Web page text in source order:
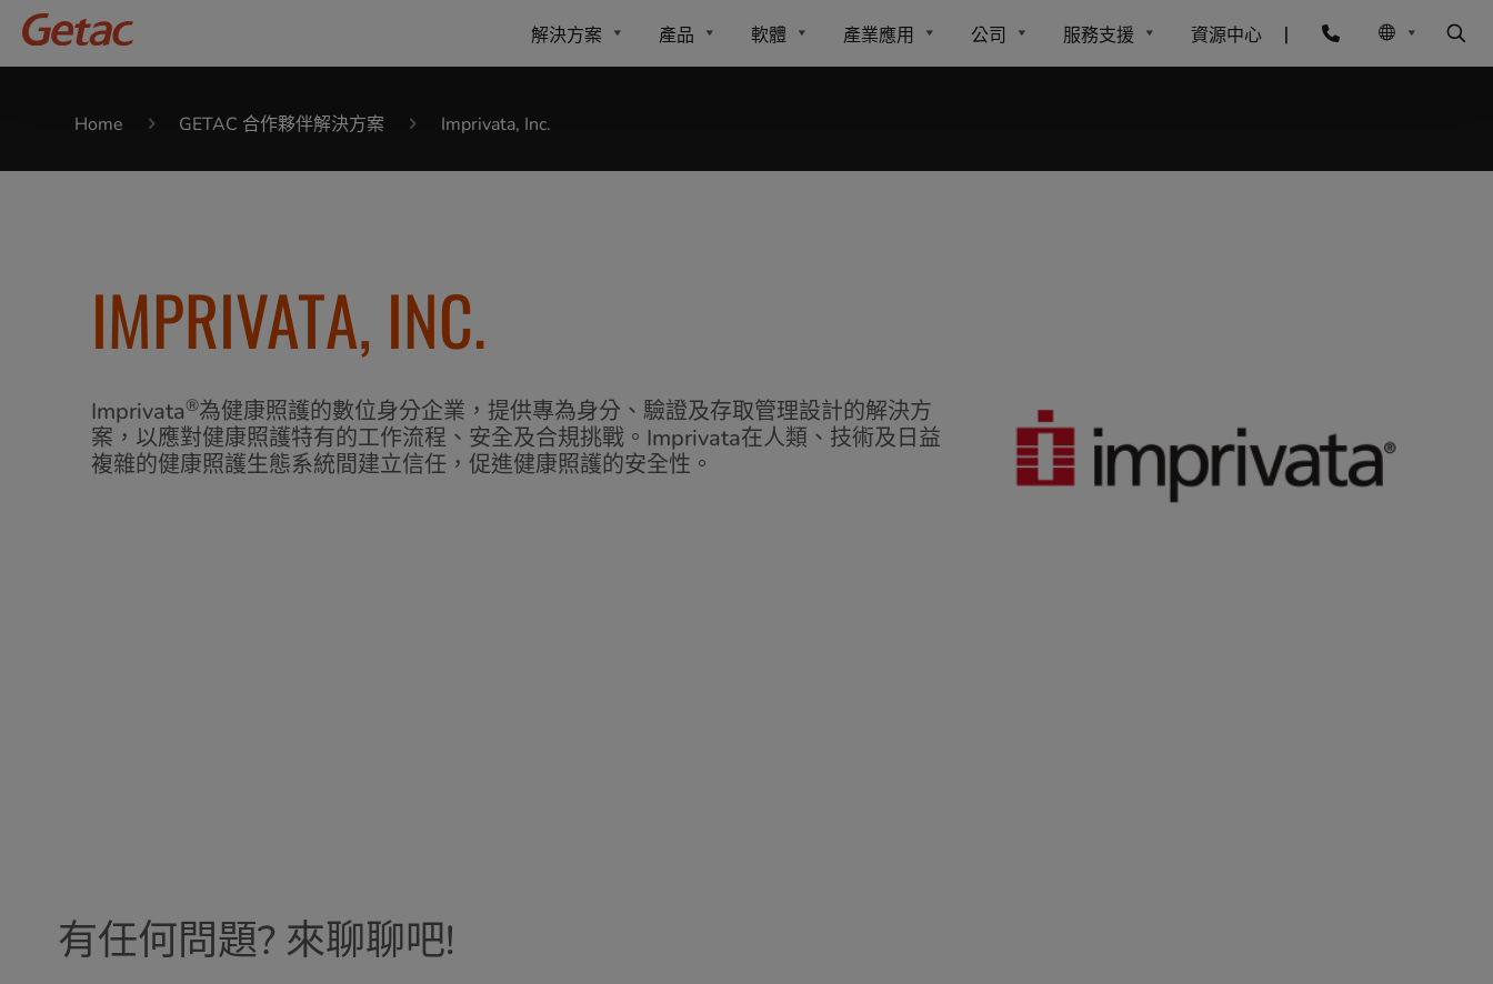
解決方案 產品 軟體 產業應用 公司 服務支援 資源中心 |
Home GETAC 合作夥伴解決方案 Imprivata, Inc.
IMPRIVATA, INC.
Imprivata®為健康照護的數位身分企業，提供專為身分、驗證及存取管理設計的解決方
案，以應對健康照護特有的工作流程、安全及合規挑戰。Imprivata在人類、技術及日益
複雜的健康照護生態系統間建立信任，促進健康照護的安全性。
有任何問題? 來聊聊吧!